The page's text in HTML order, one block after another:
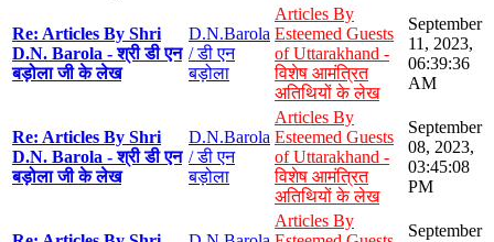
Re: Articles By Shri
D.N. Barola - श्री डी एन
बड़ोला जी के लेख
D.N.Barola
/ डी एन
बड़ोला
Articles By
Esteemed Guests
of Uttarakhand -
विशेष आमंत्रित
अतिथियों के लेख
September
11, 2023,
06:39:36
AM
Re: Articles By Shri
D.N. Barola - श्री डी एन
बड़ोला जी के लेख
D.N.Barola
/ डी एन
बड़ोला
Articles By
Esteemed Guests
of Uttarakhand -
विशेष आमंत्रित
अतिथियों के लेख
September
08, 2023,
03:45:08
PM
Articles By
September